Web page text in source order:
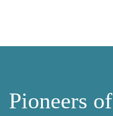
Pioneers of